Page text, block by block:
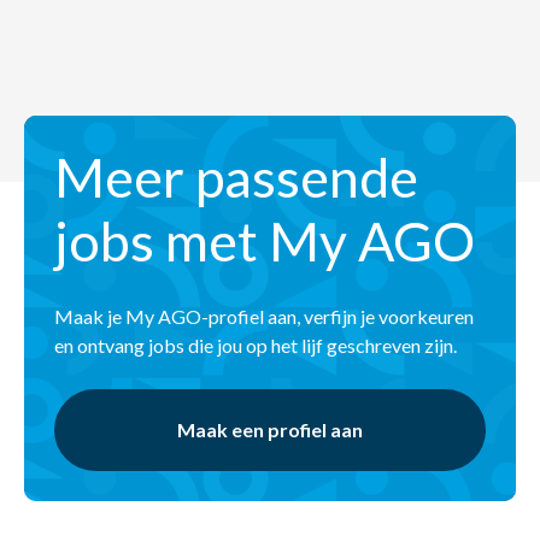
Meer passende
jobs met My AGO
Maak je My AGO-profiel aan, verfijn je voorkeuren
en ontvang jobs die jou op het lijf geschreven zijn.
Maak een profiel aan